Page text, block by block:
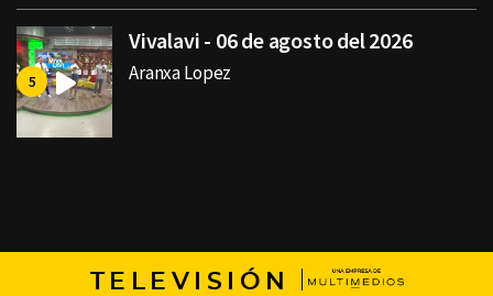
Vivalavi - 06 de agosto del 2026
Aranxa Lopez
TELEVISIÓN